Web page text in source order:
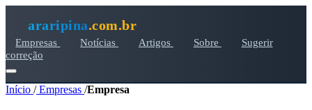
araripina.com.br
Empresas Notícias Artigos Sobre
Sugerir
correção
Início /Empresas /Empresa